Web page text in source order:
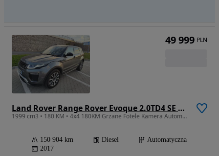
Land Rover Range Rover Evoque 2.0TD4 SE Plus
1999 cm3 • 180 KM • 4x4 180KM Grzane Fotele Kamera Automat Elektryczna Klapa Skóry
150 904 km Diesel
Automatyczna
2017
49 999 PLN